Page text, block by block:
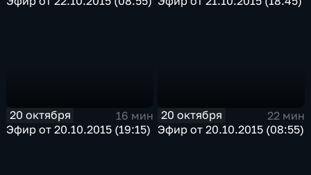
20 октября
16 мин
Эфир от 20.10.2015 (19:15)
20 октября
22 мин
Эфир от 20.10.2015 (08:55)